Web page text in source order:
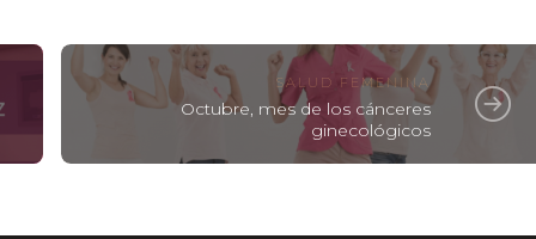
SALUD FEMENINA
Octubre, mes de los cánceres
ginecológicos